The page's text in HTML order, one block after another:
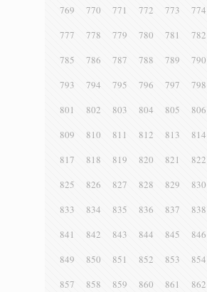
769
770 771 772 773 774
777
778 779 780 781 782
785
786 787 788 789 790
793
794 795 796 797 798
801
802 803 804 805 806
809
810 811 812 813 814
817
818 819 820 821 822
825
826 827 828 829 830
833
834 835 836 837 838
841
842 843 844 845 846
849
850 851 852 853 854
857
858 859 860 861 862